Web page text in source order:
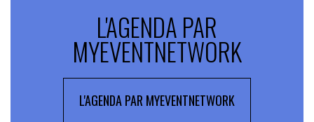
L'AGENDA PAR
MYEVENTNETWORK
L'AGENDA PAR MYEVENTNETWORK